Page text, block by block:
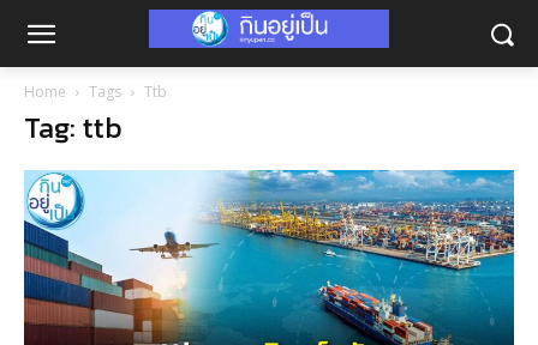
Home Tags Ttb
Tag: ttb